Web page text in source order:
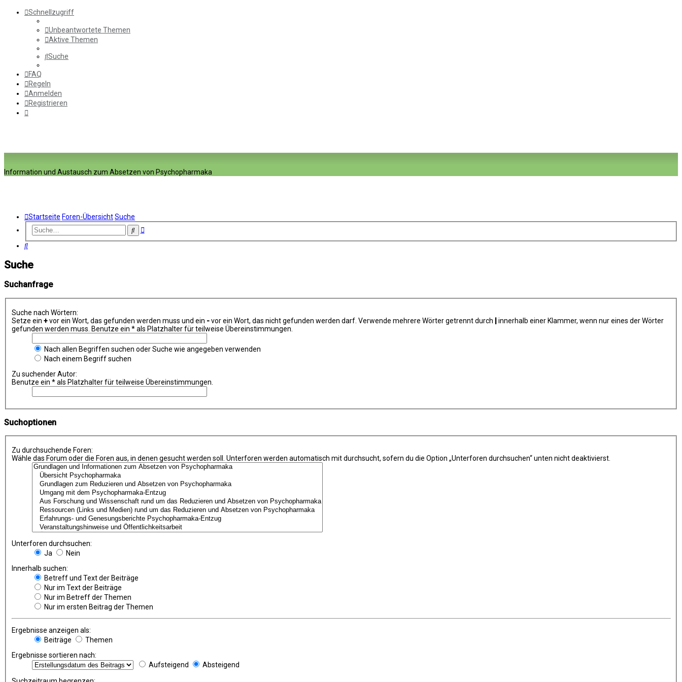
Schnellzugriff
Unbeantwortete Themen
Aktive Themen
Suche
FAQ
Regeln
Anmelden
Registrieren
Information und Austausch zum Absetzen von Psychopharmaka
Startseite Foren-ÜbersichtSuche
SucheErweiterte
Suche
Suche
Suchanfrage
Suche nach Wörtern:
Setze ein +vor ein Wort, das gefunden werden muss und ein -vor ein Wort, das nicht gefunden werden darf. Verwende mehrere Wörter getrennt durch
innerhalb einer Klammer, wenn nur eines der Wörter
gefunden werden muss. Benutze ein * als Platzhalter für teilweise Übereinstimmungen.
Nach allen Begriffen suchen oder Suche wie angegeben verwenden
Nach einem Begriff suchen
Zu suchender Autor:
Benutze ein * als Platzhalter für teilweise Übereinstimmungen.
Suchoptionen
Zu durchsuchende Foren:
Wähle das Forum oder die Foren aus, in denen gesucht werden soll. Unterforen werden automatisch mit durchsucht, sofern du die Option „Unterforen durchsuchen“ unten nicht deaktivierst.
Unterforen durchsuchen:
Ja
Nein
Innerhalb suchen:
Betreff und Text der Beiträge
Nur im Text der Beiträge
Nur im Betreff der Themen
Nur im ersten Beitrag der Themen
Ergebnisse anzeigen als:
Beiträge
Themen
Ergebnisse sortieren nach:
Aufsteigend
Absteigend